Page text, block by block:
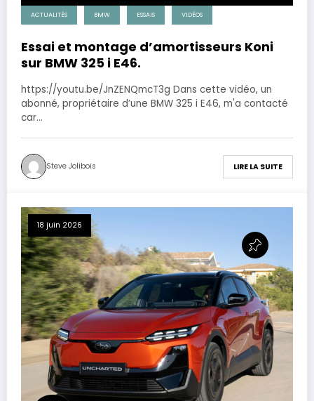
ACTUALITÉS BMW ESSAIS VIDÉOS
Essai et montage d’amortisseurs Koni
sur BMW 325 i E46.
https://youtu.be/JnZENQmcT3g Dans cette vidéo, un
abonné, propriétaire d’une BMW 325 i E46, m'a contacté
car…
Steve Jolibois LIRE LA SUITE
18 juin 2026